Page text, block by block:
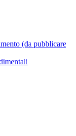
(da pubblicare